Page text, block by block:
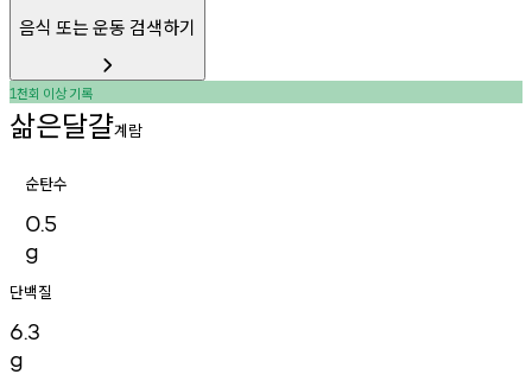
음식 또는 운동 검색하기
1천회 이상기록
삶은달걀계람
순탄수
0.5
g
단백질
6.3
g